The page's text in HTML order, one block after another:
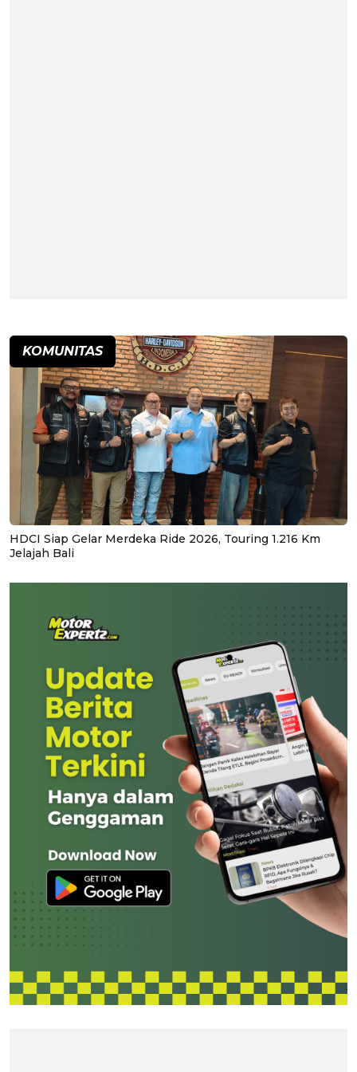
KOMUNITAS
HDCI Siap Gelar Merdeka Ride 2026, Touring 1.216 Km
Jelajah Bali